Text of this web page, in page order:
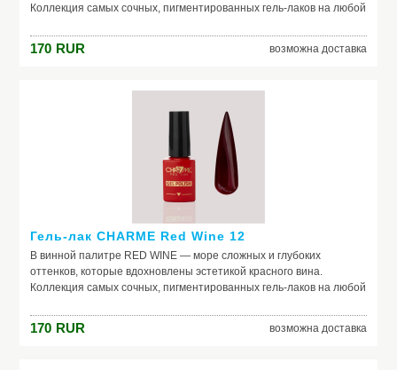
Коллекция самых сочных, пигментированных гель-лаков на любой
вдохновением. Скорее открывай свой, как бутылку изысканного
вина, и пили шедевральные nails.
170 RUR возможна доставка
Гель-лак CHARME Red Wine 12
В винной палитре RED WINE — море сложных и глубоких
оттенков, которые вдохновлены эстетикой красного вина.
Коллекция самых сочных, пигментированных гель-лаков на любой
вдохновением. Скорее открывай свой, как бутылку изысканного
вина, и пили шедевральные nails.
170 RUR возможна доставка